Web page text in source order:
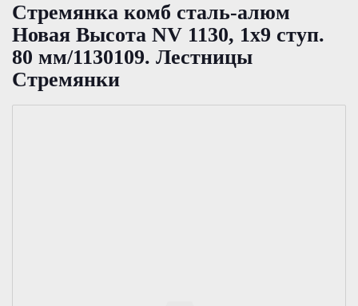
Стремянка комб сталь-алюм
Новая Высота NV 1130, 1х9 ступ.
80 мм/1130109. Лестницы
Стремянки